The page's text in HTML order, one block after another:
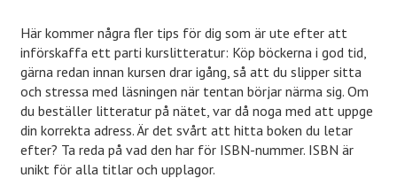
Här kommer några fler tips för dig som är ute efter att
införskaffa ett parti kurslitteratur: Köp böckerna i god tid,
gärna redan innan kursen drar igång, så att du slipper sitta
och stressa med läsningen när tentan börjar närma sig. Om
du beställer litteratur på nätet, var då noga med att uppge
din korrekta adress. Är det svårt att hitta boken du letar
efter? Ta reda på vad den har för ISBN-nummer. ISBN är
unikt för alla titlar och upplagor.